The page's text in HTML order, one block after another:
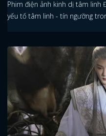
Phim điện ảnh kinh dị tâm
yếu tố tâm linh - tín ngưỡng